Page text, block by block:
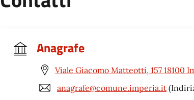
Anagrafe
Viale Giacomo Matteotti, 157 18100
anagrafe@comune.imperia.it